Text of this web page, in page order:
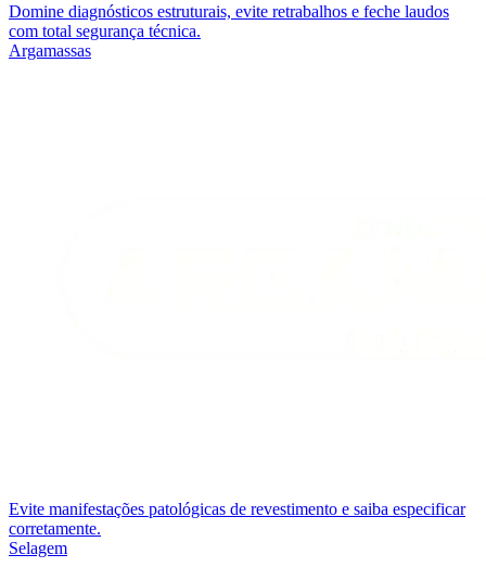
Domine diagnósticos estruturais, evite retrabalhos e feche laudos
com total segurança técnica.
Argamassas
Evite manifestações patológicas de revestimento e saiba especificar
corretamente.
Selagem